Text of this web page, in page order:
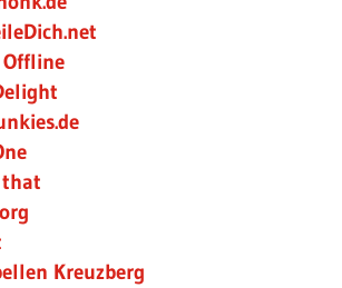
Offline
that
Kreuzberg